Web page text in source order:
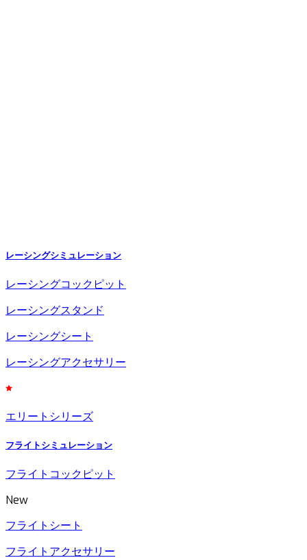
レーシングシミュレーション
レーシングコックピット
レーシングスタンド
レーシングシート
レーシングアクセサリー
エリートシリーズ
フライトシミュレーション
フライトコックピット
New
フライトシート
フライトアクセサリー